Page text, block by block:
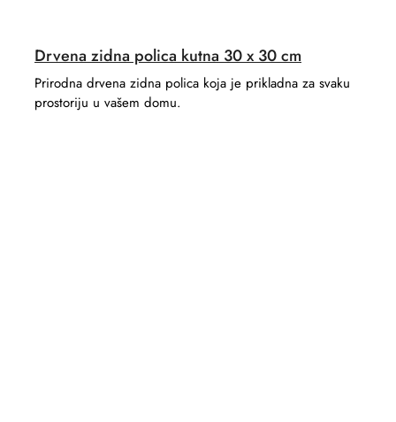
Drvena zidna polica kutna 30 x 30 cm
Prirodna drvena zidna polica koja je prikladna za svaku
prostoriju u vašem domu.